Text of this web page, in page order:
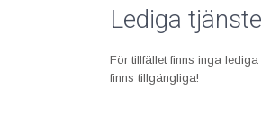
Lediga
För tillfället finns inga
finns tillgängliga!